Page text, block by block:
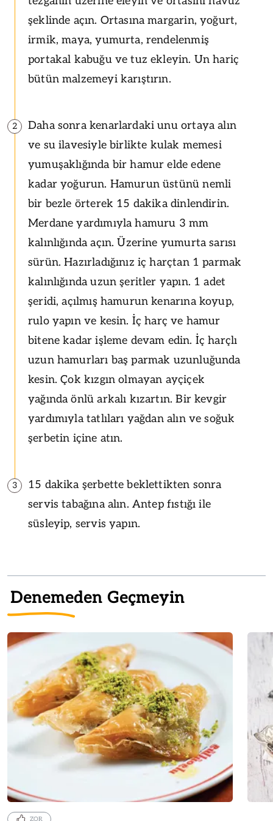
şeklinde açın. Ortasına margarin, yoğurt,
irmik, maya, yumurta, rendelenmiş
portakal kabuğu ve tuz ekleyin. Un hariç
bütün malzemeyi karıştırın.
2
Daha sonra kenarlardaki unu ortaya alın
ve su ilavesiyle birlikte kulak memesi
yumuşaklığında bir hamur elde edene
kadar yoğurun. Hamurun üstünü nemli
bir bezle örterek 15 dakika dinlendirin.
Merdane yardımıyla hamuru 3 mm
kalınlığında açın. Üzerine yumurta sarısı
sürün. Hazırladığınız iç harçtan 1 parmak
kalınlığında uzun şeritler yapın. 1 adet
şeridi, açılmış hamurun kenarına koyup,
rulo yapın ve kesin. İç harç ve hamur
bitene kadar işleme devam edin. İç harçlı
uzun hamurları baş parmak uzunluğunda
kesin. Çok kızgın olmayan ayçiçek
yağında önlü arkalı kızartın. Bir kevgir
yardımıyla tatlıları yağdan alın ve soğuk
şerbetin içine atın.
3
15 dakika şerbette beklettikten sonra
servis tabağına alın. Antep fıstığı ile
süsleyip, servis yapın.
Denemeden Geçmeyin
ZOR